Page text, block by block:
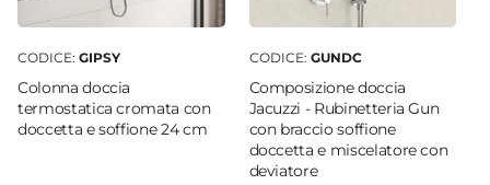
CODICE: GIPSY
Colonna doccia
termostatica cromata con
doccetta e soffione 24 cm
CODICE: GUNDC
Composizione doccia
Jacuzzi - Rubinetteria Gun
con braccio soffione
doccetta e miscelatore con
deviatore